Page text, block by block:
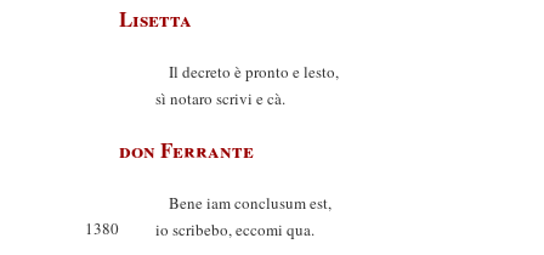
Lisetta
Il decreto è pronto e lesto,
sì notaro scrivi e cà.
don Ferrante
Bene iam conclusum est,
1380
io scribebo, eccomi qua.